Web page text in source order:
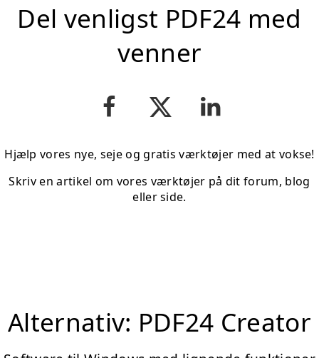
Del venligst PDF24 med
venner
Hjælp vores nye, seje og gratis værktøjer med at vokse!
Skriv en artikel om vores værktøjer på dit forum, blog
eller side.
Alternativ: PDF24 Creator